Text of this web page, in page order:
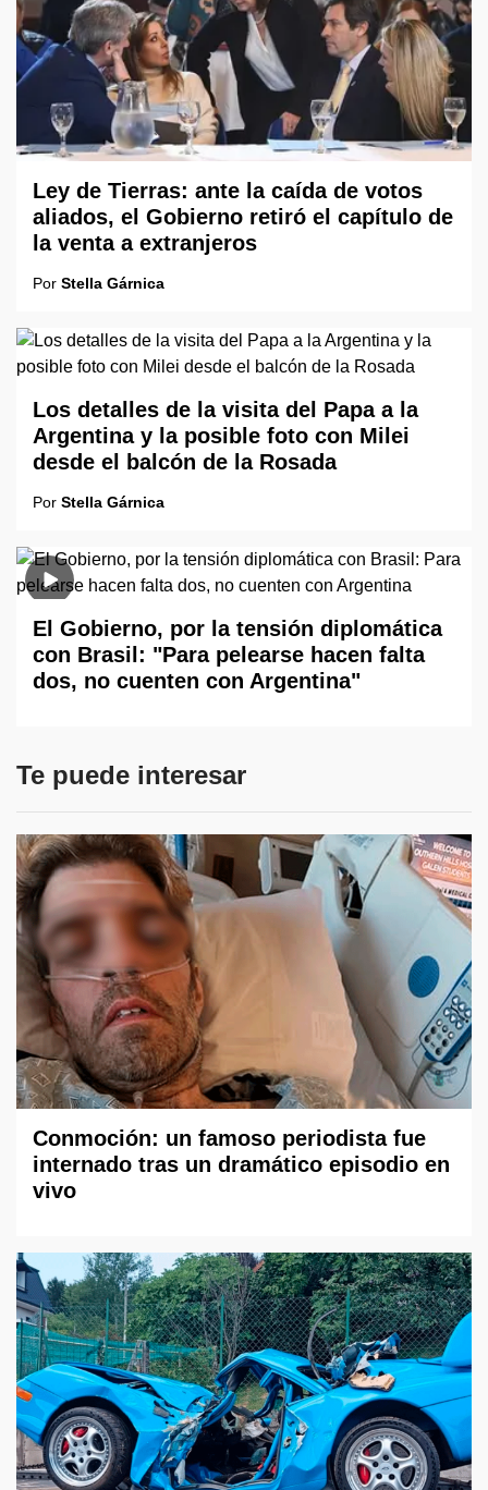
Ley de Tierras: ante la caída de votos
aliados, el Gobierno retiró el capítulo de
la venta a extranjeros
Por Stella Gárnica
Los detalles de la visita del Papa a la
Argentina y la posible foto con Milei
desde el balcón de la Rosada
Por Stella Gárnica
El Gobierno, por la tensión diplomática
con Brasil: "Para pelearse hacen falta
dos, no cuenten con Argentina"
Te puede interesar
Conmoción: un famoso periodista fue
internado tras un dramático episodio en
vivo